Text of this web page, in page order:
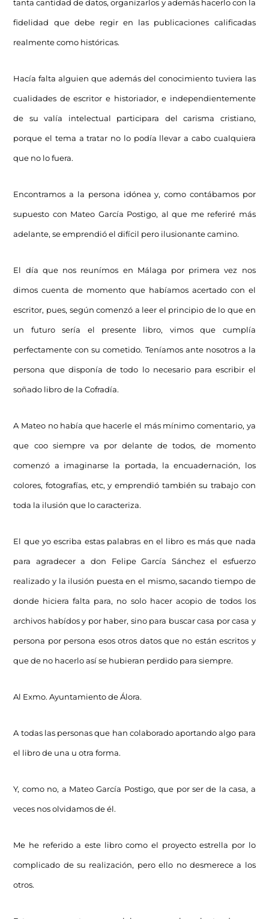
tanta cantidad de datos, organizarlos y además hacerlo con la
fidelidad que debe regir en las publicaciones calificadas
realmente como históricas.
Hacía falta alguien que además del conocimiento tuviera las
cualidades de escritor e historiador, e independientemente
de su valía intelectual participara del carisma cristiano,
porque el tema a tratar no lo podía llevar a cabo cualquiera
que no lo fuera.
Encontramos a la persona idónea y, como contábamos por
supuesto con Mateo García Postigo, al que me referiré más
adelante, se emprendió el difícil pero ilusionante camino.
El día que nos reunímos en Málaga por primera vez nos
dimos cuenta de momento que habíamos acertado con el
escritor, pues, según comenzó a leer el principio de lo que en
un futuro sería el presente libro, vimos que cumplía
perfectamente con su cometido. Teníamos ante nosotros a la
persona que disponía de todo lo necesario para escribir el
soñado libro de la Cofradía.
A Mateo no había que hacerle el más mínimo comentario, ya
que coo siempre va por delante de todos, de momento
comenzó a imaginarse la portada, la encuadernación, los
colores, fotografías, etc, y emprendió también su trabajo con
toda la ilusión que lo caracteriza.
El que yo escriba estas palabras en el libro es más que nada
para agradecer a don Felipe García Sánchez el esfuerzo
realizado y la ilusión puesta en el mismo, sacando tiempo de
donde hiciera falta para, no solo hacer acopio de todos los
archivos habídos y por haber, sino para buscar casa por casa y
persona por persona esos otros datos que no están escritos y
que de no hacerlo así se hubieran perdido para siempre.
Al Exmo. Ayuntamiento de Álora.
A todas las personas que han colaborado aportando algo para
el libro de una u otra forma.
Y, como no, a Mateo García Postigo, que por ser de la casa, a
veces nos olvidamos de él.
Me he referido a este libro como el proyecto estrella por lo
complicado de su realización, pero ello no desmerece a los
otros.